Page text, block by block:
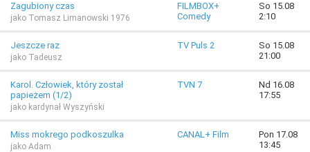
Zagubiony czas
jako Tomasz Limanowski 1976
FILMBOX+
Comedy
So 15.08
2:10
Jeszcze raz
jako Tadeusz
TV Puls 2
So 15.08
21:00
Karol. Człowiek, który został
papieżem (1/2)
jako kardynał Wyszyński
TVN 7
Nd 16.08
17:55
Miss mokrego podkoszulka
jako Adam
CANAL+ Film
Pon 17.08
13:45